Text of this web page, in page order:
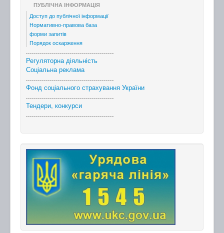
ПУБЛІЧНА ІНФОРМАЦІЯ
Доступ до публічної інформації
Нормативно-правова база
форми запитів
Порядок оскарження
............................................
Регуляторна діяльність
Соціальна реклама
............................................
Фонд соціального страхування України
............................................
Тендери, конкурси
............................................